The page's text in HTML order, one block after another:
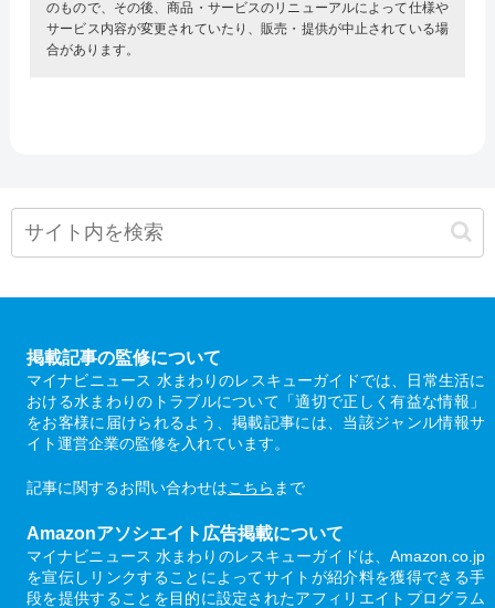
のもので、その後、商品・サービスのリニューアルによって仕様や
サービス内容が変更されていたり、販売・提供が中止されている場
合があります。
掲載記事の監修について
マイナビニュース 水まわりのレスキューガイドでは、日常生活に
おける水まわりのトラブルについて「適切で正しく有益な情報」
をお客様に届けられるよう、掲載記事には、当該ジャンル情報サ
イト運営企業の監修を入れています。
記事に関するお問い合わせはこちら まで
Amazonアソシエイト広告掲載について
マイナビニュース 水まわりのレスキューガイドは、Amazon.co.jp
を宣伝しリンクすることによってサイトが紹介料を獲得できる手
段を提供することを目的に設定されたアフィリエイトプログラム